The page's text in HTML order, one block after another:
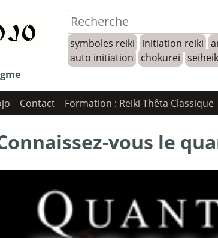
symboles reiki initiation reiki
auto initiation
chokurei
Contact Formation : Reiki Thêta Classique
vous le